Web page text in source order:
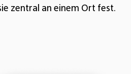
zentral an einem Ort fest.